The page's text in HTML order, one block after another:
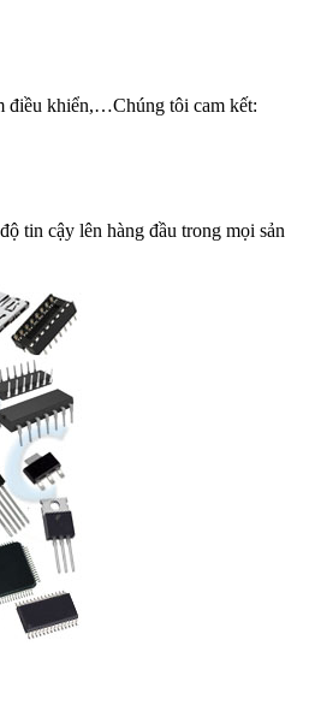
điều khiển,…Chúng tôi cam kết:
tin cậy lên hàng đầu trong mọi sản